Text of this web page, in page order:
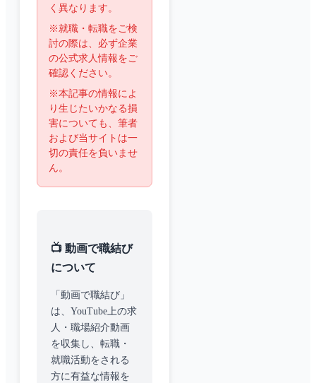
く異なります。
※就職・転職をご検
討の際は、必ず企業
の公式求人情報をご
確認ください。
※本記事の情報によ
り生じたいかなる損
害についても、筆者
および当サイトは一
切の責任を負いませ
ん。
📺 動画で職結び
について
「動画で職結び」
は、YouTube上の求
人・職場紹介動画
を収集し、転職・
就職活動をされる
方に有益な情報を